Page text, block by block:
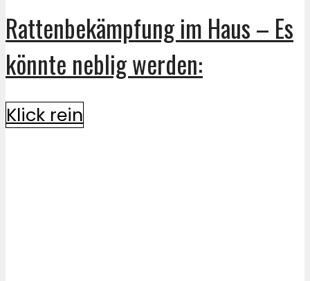
Rattenbekämpfung im Haus – Es
könnte neblig werden:
Klick rein